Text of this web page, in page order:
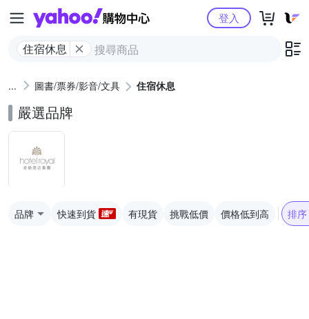
Yahoo購物中心
住宿休息
登入
圖書/票券/影音/文具 住宿休息
嚴選品牌
品牌 快速到貨 有現貨 挑戰低價 價格低到高 排序